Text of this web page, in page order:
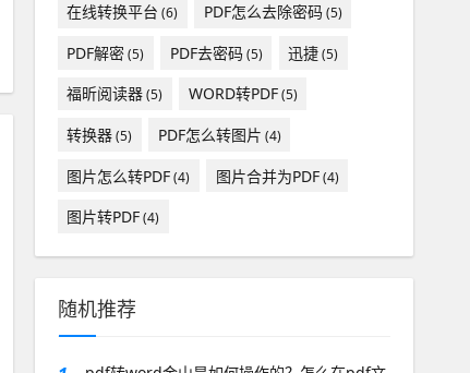
在线转换平台 (6) PDF怎么去除密码(5)
PDF解密(5) PDF去密码(5) 迅捷(5)
福昕阅读器(5) WORD转PDF(5)
转换器(5) PDF怎么转图片 (4)
图片怎么转PDF(4) 图片合并为PDF(4)
图片转PDF(4)
随机推荐